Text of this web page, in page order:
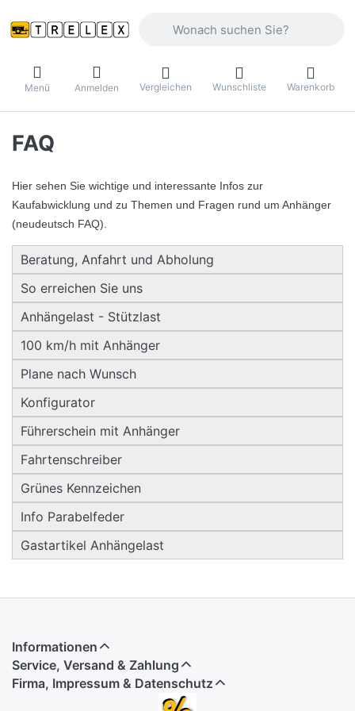
Menü Anmelden Vergleichen Wunschliste Warenkorb
FAQ
Hier sehen Sie wichtige und interessante Infos zur
Kaufabwicklung und zu Themen und Fragen rund um Anhänger
(neudeutsch FAQ).
Beratung, Anfahrt und Abholung
So erreichen Sie uns
Anhängelast - Stützlast
100 km/h mit Anhänger
Plane nach Wunsch
Konfigurator
Führerschein mit Anhänger
Fahrtenschreiber
Grünes Kennzeichen
Info Parabelfeder
Gastartikel Anhängelast
Informationen
Service, Versand & Zahlung
Firma, Impressum & Datenschutz